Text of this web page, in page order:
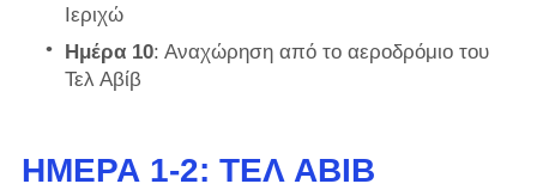
Ιεριχώ
Ημέρα 10: Αναχώρηση από το αεροδρόμιο του
Τελ Αβίβ
ΗΜΈΡΑ 1-2: ΤΕΛ ΑΒΊΒ